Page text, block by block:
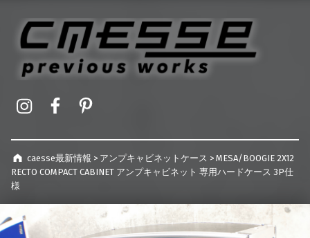
caesse最新情報 > アンプキャビネットケース > MESA/BOOGIE 2X12
RECTO COMPACT CABINET アンプキャビネット 専用ハードケース 3P仕
様